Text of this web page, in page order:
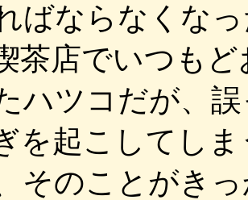
ばならなくな
茶店でいつも
ハツコだが、
を起こしてし
そのことがき